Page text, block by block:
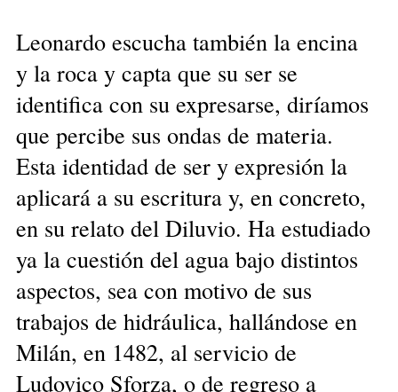
Leonardo escucha también la encina
y la roca y capta que su ser se
identifica con su expresarse, diríamos
que percibe sus ondas de materia.
Esta identidad de ser y expresión la
aplicará a su escritura y, en concreto,
en su relato del Diluvio. Ha estudiado
ya la cuestión del agua bajo distintos
aspectos, sea con motivo de sus
trabajos de hidráulica, hallándose en
Milán, en 1482, al servicio de
Ludovico Sforza, o de regreso a